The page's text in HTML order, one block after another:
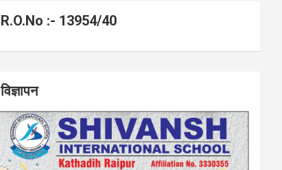
R.O.No :- 13954/40
विज्ञापन